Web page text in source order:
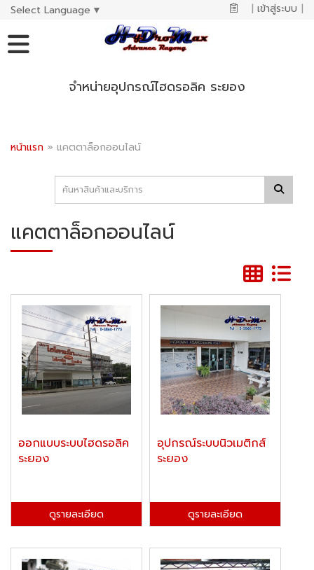
Select Language ▼ | เข้าสู่ระบบ |
จำหน่ายอุปกรณ์ไฮดรอลิค ระยอง
หน้าแรก » แคตตาล็อกออนไลน์
แคตตาล็อกออนไลน์
ออกแบบระบบไฮดรอลิค
ระยอง
ดูรายละเอียด
อุปกรณ์ระบบนิวเมติกส์
ระยอง
ดูรายละเอียด